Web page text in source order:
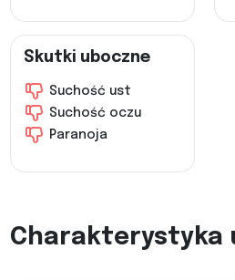
Skutki uboczne
Suchość ust
Suchość oczu
Paranoja
Charakterystyka